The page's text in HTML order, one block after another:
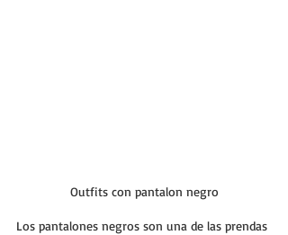
Outfits con pantalon negro
Los pantalones negros son una de las prendas